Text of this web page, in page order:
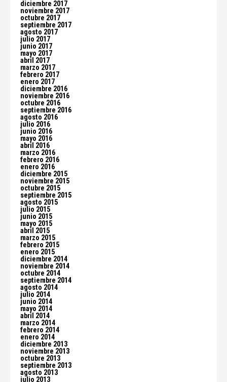
diciembre 2017
noviembre 2017
octubre 2017
septiembre 2017
agosto 2017
julio 2017
junio 2017
mayo 2017
abril 2017
marzo 2017
febrero 2017
enero 2017
diciembre 2016
noviembre 2016
octubre 2016
septiembre 2016
agosto 2016
julio 2016
junio 2016
mayo 2016
abril 2016
marzo 2016
febrero 2016
enero 2016
diciembre 2015
noviembre 2015
octubre 2015
septiembre 2015
agosto 2015
julio 2015
junio 2015
mayo 2015
abril 2015
marzo 2015
febrero 2015
enero 2015
diciembre 2014
noviembre 2014
octubre 2014
septiembre 2014
agosto 2014
julio 2014
junio 2014
mayo 2014
abril 2014
marzo 2014
febrero 2014
enero 2014
diciembre 2013
noviembre 2013
octubre 2013
septiembre 2013
agosto 2013
julio 2013